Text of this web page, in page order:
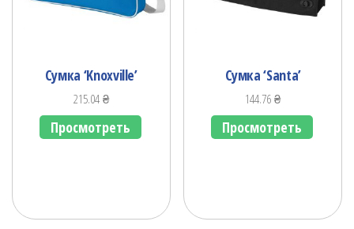
Сумка ‘Knoxville’
215.04₴
Просмотреть
Сумка ‘Santa’
144.76₴
Просмотреть